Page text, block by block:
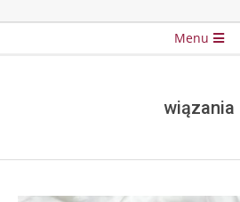
Menu
wiązania